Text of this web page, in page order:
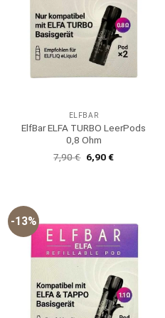
ELFBAR
ElfBar ELFA TURBO LeerPods
0,8 Ohm
7,90€ Ursprünglicher
Preis
6,90€Aktueller
-13%